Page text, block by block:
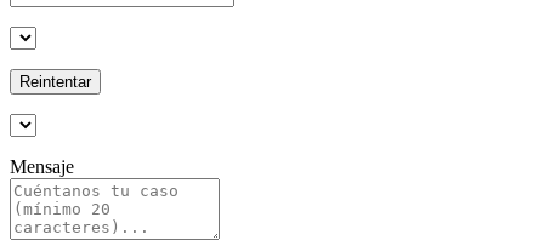
Reintentar
Mensaje